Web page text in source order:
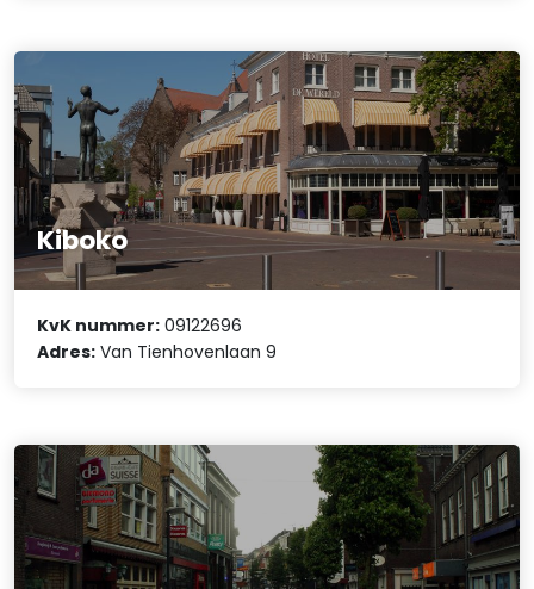
Kiboko
KvK nummer: 09122696
Adres: Van Tienhovenlaan 9